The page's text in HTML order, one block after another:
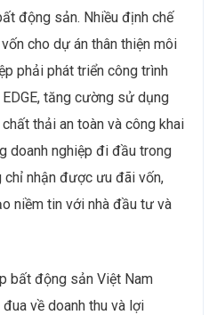
động sản. Nhiều định chế
cho dự án thân thiện môi
phải phát triển công trình
tăng cường sử dụng
thải an toàn và công khai
doanh nghiệp đi đầu trong
chỉ nhận được ưu đãi vốn,
niềm tin với nhà đầu tư và
bất động sản Việt Nam
về doanh thu và lợi